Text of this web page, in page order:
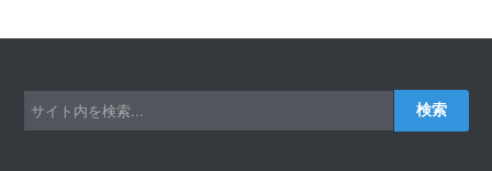
検索